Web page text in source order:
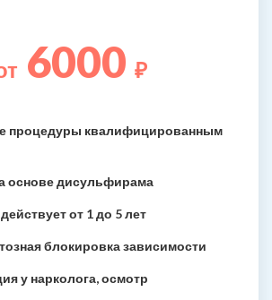
6000 ₽
процедуры квалифицированным
основе дисульфирама
от 1 до 5 лет
блокировка зависимости
у нарколога, осмотр